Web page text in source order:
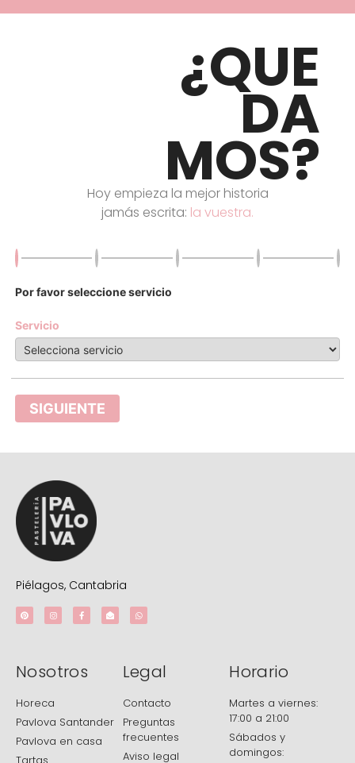
¿QUE
DA
MOS?
Hoy empieza la mejor historia
jamás escrita: la vuestra.
Por favor seleccione servicio
Servicio
SIGUIENTE
Piélagos, Cantabria
Nosotros
Horeca
Pavlova Santander
Pavlova en casa
Legal
Contacto
Preguntas
frecuentes
Aviso legal
Horario
Martes a viernes:
17:00 a 21:00
Sábados y
domingos: